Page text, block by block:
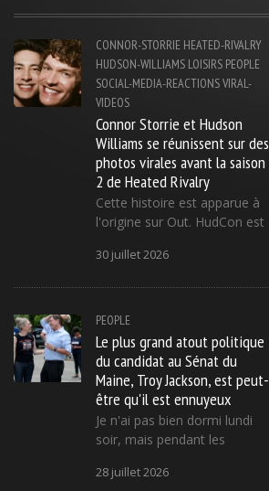
CONNOR-STORRIE HEATED-RIVALRY
HUDSON-WILLIAMS LOISIRS PEOPLE
SOCIAL-MEDIA-REACTIONSVIRAL-
VIDEOS
Connor Storrie et Hudson
Williams se réunissent sur des
photos virales avant la saison
2 de Heated Rivalry
Cette histoire est apparue à
l'origine sur Out. HudCon est
30 juillet 2026
PEOPLE
Le plus grand atout politique
du candidat au Sénat du
Maine, Troy Jackson, est peut-
être qu'il est ennuyeux
Je n'ai pas bien dormi lundi
soir, mais pendant les
28 juillet 2026